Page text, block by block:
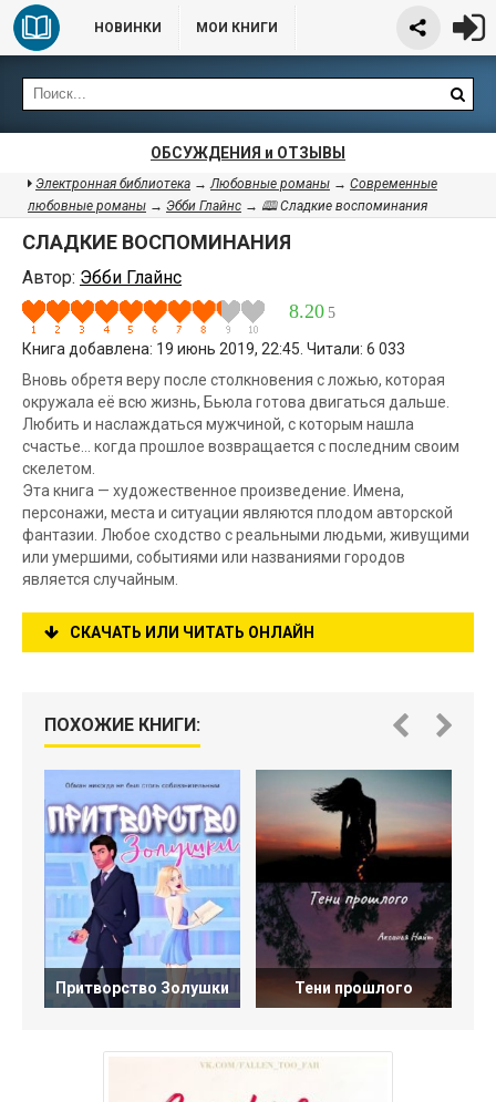
НОВИНКИ МОИ КНИГИ
ОБСУЖДЕНИЯ и ОТЗЫВЫ
Электронная библиотека →Любовные романы → Современные
любовные романы → Эбби Глайнс → 🕮 Сладкие воспоминания
СЛАДКИЕ ВОСПОМИНАНИЯ
Автор: Эбби Глайнс
8.20 5
Книга добавлена: 19 июнь 2019, 22:45. Читали: 6 033
Вновь обретя веру после столкновения с ложью, которая
окружала её всю жизнь, Бьюла готова двигаться дальше.
Любить и наслаждаться мужчиной, с которым нашла
счастье... когда прошлое возвращается с последним своим
скелетом.
Эта книга — художественное произведение. Имена,
персонажи, места и ситуации являются плодом авторской
фантазии. Любое сходство с реальными людьми, живущими
или умершими, событиями или названиями городов
является случайным.
СКАЧАТЬ ИЛИ ЧИТАТЬ ОНЛАЙН
ПОХОЖИЕ КНИГИ:
Притворство Золушки Тени прошлого